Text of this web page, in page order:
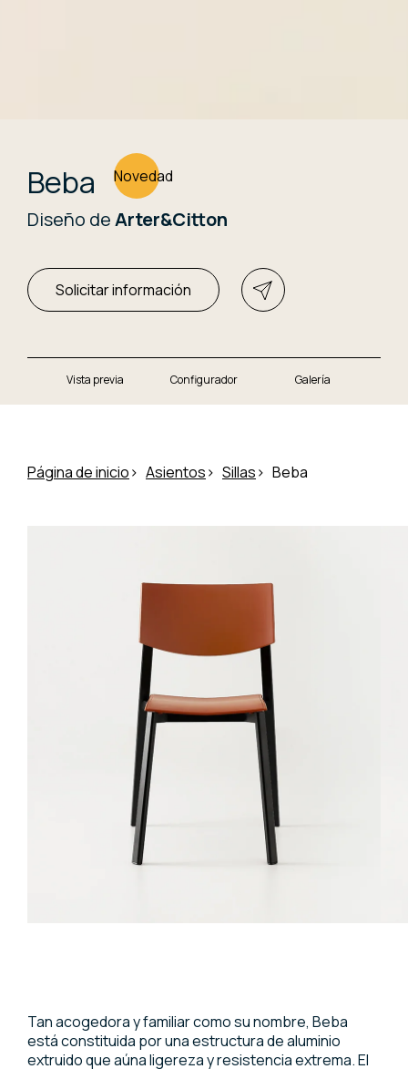
Beba Novedad
Diseño deArter&Citton
Solicitar información
Vista previa Configurador Galería
Página de inicio Asientos Sillas Beba
Tan acogedora y familiar como su nombre, Beba
está constituida por una estructura de aluminio
extruido que aúna ligereza y resistencia extrema. El